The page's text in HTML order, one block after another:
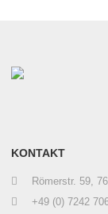
KONTAKT
Römerstr. 59,
+49 (0) 7242